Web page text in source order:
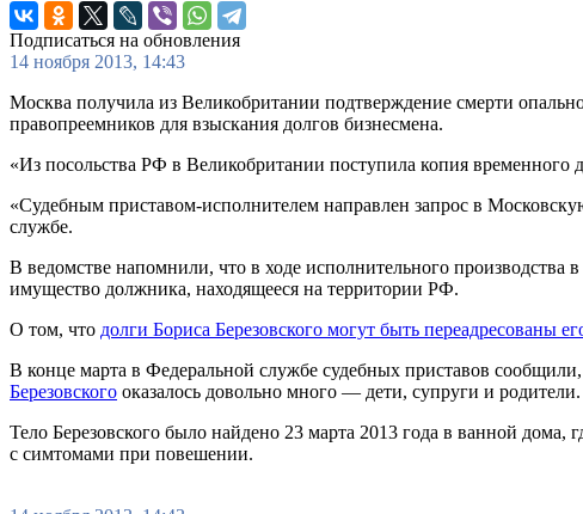
Подписаться на обновления
14 ноября 2013, 14:43
Москва получила из Великобритании подтверждение смерти
правопреемников для взыскания долгов бизнесмена.
«Из посольства РФ в Великобритании поступила копия
«Судебным приставом-исполнителем направлен запрос в
службе.
В ведомстве напомнили, что в ходе исполнительного производства
имущество должника, находящееся на территории РФ.
О том, что долги Бориса Березовского могут быть переадресованы
В конце марта в Федеральной службе судебных приставов
Березовского оказалось довольно много — дети, супруги и родители.
Тело Березовского было найдено 23 марта 2013 года в ванной
с симтомами при повешении.